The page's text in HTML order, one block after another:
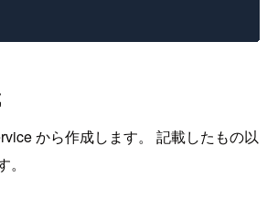
から作成します。 記載したもの以